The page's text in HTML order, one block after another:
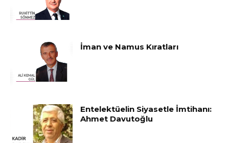
İman ve Namus Kıratları
Entelektüelin Siyasetle İmtihanı:
Ahmet Davutoğlu